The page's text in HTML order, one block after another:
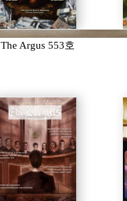
The Argus 553호